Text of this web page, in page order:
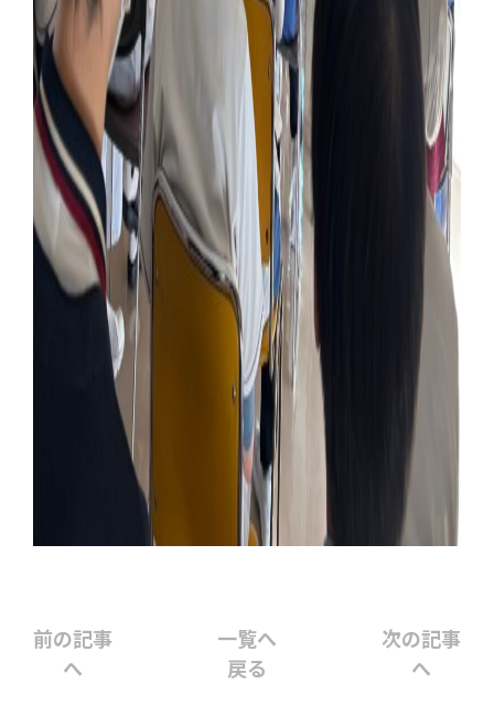
前の記事
へ
一覧へ
戻る
次の記事
へ